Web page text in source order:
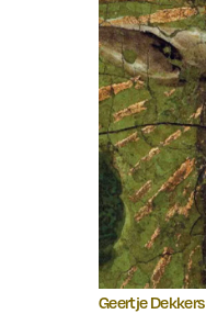
Geertje Dekkers